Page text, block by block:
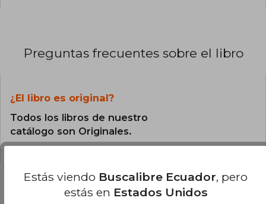
Preguntas frecuentes sobre el libro
¿El libro es original?
Todos los libros de nuestro
catálogo son Originales.
Estás viendo Buscalibre Ecuador, pero
estás en Estados Unidos